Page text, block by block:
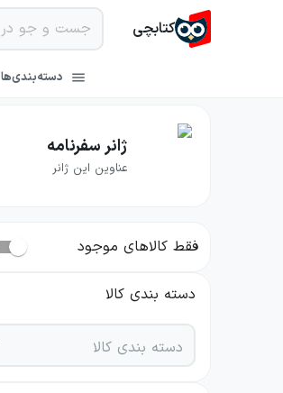
کتابچی
دسته‌بندی‌ها
ژانر سفرنامه
عناوین این ژانر
فقط کالاهای موجود
دسته بندی کالا
دسته بندی کالا